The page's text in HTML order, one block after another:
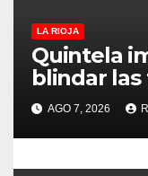
e
n
t
r
LA RIOJA
Quintela
blindar las
Rioja:
puntos
AGO 7, 2026